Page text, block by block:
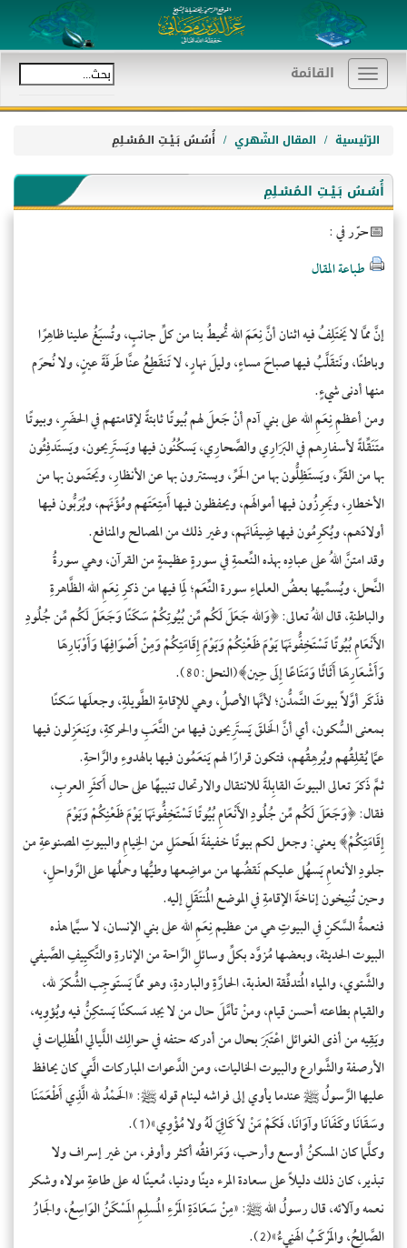
Toggle
navigation
القائمة
الرّئيسية المقال الشّهري أُسُـسُ بَـيْـتِ الـمُسْـلِمِ
أُسُـسُ بَـيْـتِ الـمُسْـلِمِ
حرّر في :
طباعة المقال
إنَّ ممَّا لا يَختَلِفُ فيه اثنان أنَّ نِعَمَ الله تُحيطُ بنا من كلِّ جانبٍ، وتُسبَغُ علينا ظاهِرًا
وباطنًا، ونَتقَلَّبُ فيها صباحَ مساءٍ، وليلَ نهارٍ، لا تَنقَطِعُ عنَّا طَرفَةَ عينٍ، ولا نُحرَم
منها أدنى شيءٍ.
ومن أعظمِ نِعَمِ الله على بني آدم أنْ جَعلَ لهم بُيوتًا ثابتةً لإقامتهم في الحضَرِ، وبيوتًا
متَنَقِّلةً لأسفارِهم في البَرَارِي والصَّحارِي، يَسكُنُون فيها ويَستَرِيحون، ويَستَدفِئُون
بها من القَرِّ، ويَستَظِلُّون بها من الحَرِّ، ويستترون بها عن الأنظارِ، ويَحتَمون بها من
الأخطارِ، ويَحرِزُون فيها أموالَهم، ويحفظون فيها أَمتِعَتَهم ومُؤَنَهم، ويُرَبُّون فيها
أولادَهم، ويُكرِمُون فيها ضِيفَانَهم، وغير ذلك من المصالح والمنافع.
وقد امتنَّ اللهُ على عبادِه بهذه النِّعمةِ في سورةٍ عظيمةٍ من القرآن، وهي سورةُ
النَّحل، ويُسمِّيها بعضُ العلماءِ سورة النِّعَم؛ لِمَا فيها من ذكرِ نِعَمِ الله الظَّاهرةِ
والباطنةِ، قال اللهُ تعالى: ﴿وَالله جَعَلَ لَكُم مِّن بُيُوتِكُمْ سَكَنًا وَجَعَلَ لَكُم مِّن جُلُودِ
الأَنْعَامِ بُيُوتًا تَسْتَخِفُّونَهَا يَوْمَ ظَعْنِكُمْ وَيَوْمَ إِقَامَتِكُمْ وَمِنْ أَصْوَافِهَا وَأَوْبَارِهَا
وَأَشْعَارِهَا أَثَاثًا وَمَتَاعًا إِلَى حِين﴾(النحل:80).
فذَكَر أوَّلاً بيوتَ التَّمدُّن؛ لأنَّها الأصلُ، وهي للإقامةِ الطَّويلةِ، وجعلَها سَكنًا
بمعنى السُّكون، أي أنَّ الخَلقَ يَستَرِيحون فيها من التَّعَبِ والحركةِ، ويَنعَزِلون فيها
عمَّا يُقلِقُهم ويُرهِقُهم، فتكون قرارًا لهم يَنعَمُون فيها بالهدوءِ والرَّاحةِ.
ثمَّ ذَكرَ تعالى البيوتَ القابِلةَ للانتقال والارتحال تنبيهًا على حال أَكثَرِ العربِ،
فقال: ﴿وَجَعَلَ لَكُم مِّن جُلُودِ الأَنْعَامِ بُيُوتًا تَسْتَخِفُّونَهَا يَوْمَ ظَعْنِكُمْ وَيَوْمَ
إِقَامَتِكُمْ﴾ يعني: وجعل لكم بيوتًا خفيفةَ المَحمَلِ من الخِيامِ والبيوتِ المصنوعةِ من
جلودِ الأنعامِ يَسهُل عليكم نَقضُها من مواضِعها وطيُّها وحملُها على الرَّواحلِ،
وحين تُنِيخون إناخةَ الإقامةِ في الموضع المُنتَقَلِ إليه.
فنعمةُ السَّكنِ في البيوتِ هي من عظيم نِعَمِ الله على بني الإنسان، لا سيَّما هذه
البيوت الحديثة، وبعضها مُزوَّد بكلِّ وسائلِ الرَّاحة من الإنارةِ والتَّكيِيفِ الصَّيفي
والشَّتوي، والمياه المُتدفِّقة العذبة، الحارَّةِ والباردةِ، وهو ممَّا يَستَوجِب الشُّكرَ لله،
والقيام بطاعته أحسن قيام، ومنْ تأمَّلَ حال من لا يجد مَسكنًا يَستكِنُّ فيه ويُؤوِيه،
ويَقِيه من أذى الغوائل اعْتَبَرَ بحال من أدركه حتفه في حوالِك اللَّيالي المُظلِمات في
الأرصفة والشَّوارع والبيوت الخاليات، ومن الدَّعوات المباركات الَّتي كان يحافظ
عليها الرَّسولُ ﷺ عندما يأوي إلى فراشه لينام قوله ﷺ: «الحَمْدُ لله الَّذِي أَطْعَمَنَا
وسَقَانَا وكَفَانَا وآوَانَا، فَكَمْ مَنْ لاَ كَافِيَ لَهُ ولا مُؤْوِي»(1).
وكلَّما كان المسكنُ أوسع وأرحب، وَمَرافقُه أكثر وأوفر، من غير إسراف ولا
تبذير، كان ذلك دليلاً على سعادة المرء دينًا ودنيا، مُعينًا له على طاعةِ مولاه وشكر
نعمه وآلائه، قال رسولُ الله ﷺ: «مِنْ سَعَادَةِ المَرْءِ المُسلِمِ المَسْكَنُ الوَاسِعُ، والجَارُ
الصَّالِحُ، والمَرْكَبُ الهَنِيءُ»(2).